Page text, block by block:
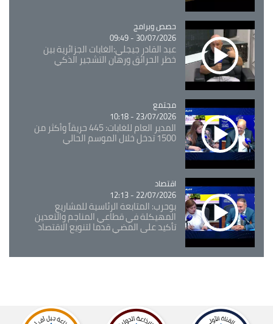
Catégorie
حصص وبرامج
30/07/2026 - 09:49
عبد القادر جيجلي:الغابات الجزائرية بين
خطر الحرائق ورهان التشجير الذكي
Catégorie
مجتمع
23/07/2026 - 10:18
المدير العام للغابات: 445 حريقاً وأكثر من
1500 تدخل خلال الموسم الحالي
Catégorie
اقتصاد
22/07/2026 - 12:13
بوحرب: المتابعة الرئاسية للمشاريع
المهيكلة في قطاعي المناجم والتعدين
تأكيد على المضي قدما لتنويع الاقتصاد